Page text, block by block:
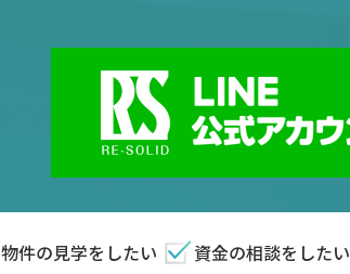
物件の見学をしたい 資金の相談をしたい